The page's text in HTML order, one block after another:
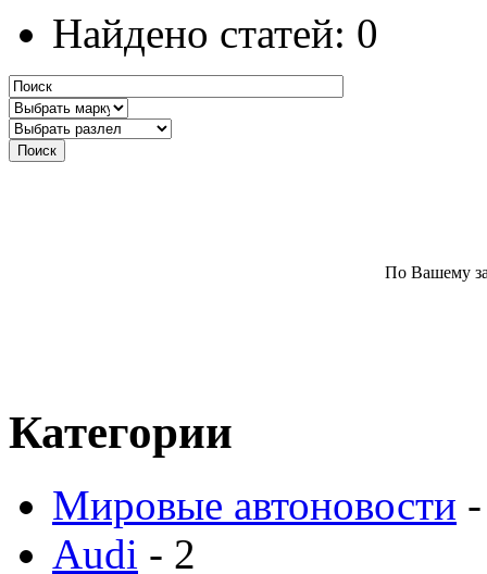
Найдено статей: 0
По Вашему
Категории
Мировые автоновости
Audi - 2